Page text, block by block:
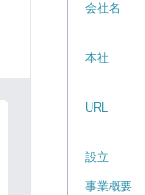
会社名
本社
URL
設立
事業概要